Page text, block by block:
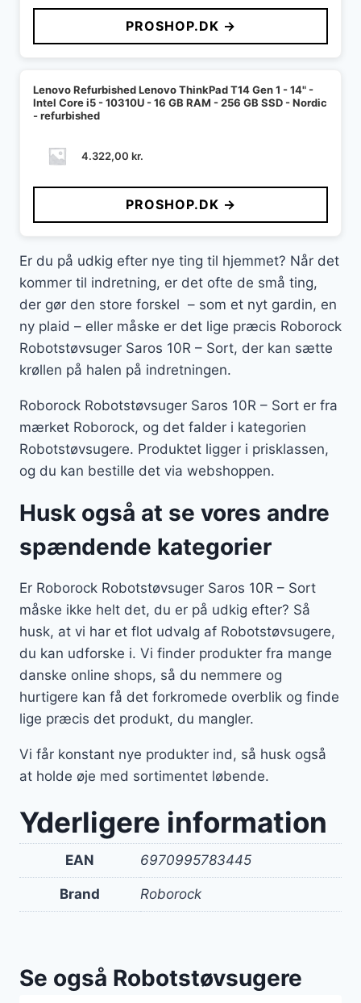
PROSHOP.DK →
Lenovo Refurbished Lenovo ThinkPad T14 Gen 1 - 14" -
Intel Core i5 - 10310U - 16 GB RAM - 256 GB SSD - Nordic
- refurbished
4.322,00 kr.
PROSHOP.DK →
Er du på udkig efter nye ting til hjemmet? Når det
kommer til indretning, er det ofte de små ting,
der gør den store forskel – som et nyt gardin, en
ny plaid – eller måske er det lige præcis Roborock
Robotstøvsuger Saros 10R – Sort, der kan sætte
krøllen på halen på indretningen.
Roborock Robotstøvsuger Saros 10R – Sort er fra
mærket Roborock, og det falder i kategorien
Robotstøvsugere. Produktet ligger i prisklassen,
og du kan bestille det via webshoppen.
Husk også at se vores andre
spændende kategorier
Er Roborock Robotstøvsuger Saros 10R – Sort
måske ikke helt det, du er på udkig efter? Så
husk, at vi har et flot udvalg af Robotstøvsugere,
du kan udforske i. Vi finder produkter fra mange
danske online shops, så du nemmere og
hurtigere kan få det forkromede overblik og finde
lige præcis det produkt, du mangler.
Vi får konstant nye produkter ind, så husk også
at holde øje med sortimentet løbende.
Yderligere information
EAN 6970995783445
Brand Roborock
Se også Robotstøvsugere